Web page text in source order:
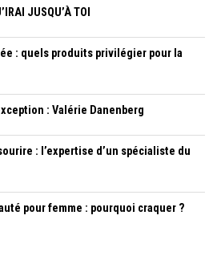
JUSQU’À TOI
: quels produits privilégier pour la
: Valérie Danenberg
: l’expertise d’un spécialiste du
pour femme : pourquoi craquer ?